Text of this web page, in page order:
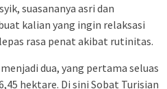
suasananya asri dan
kalian yang ingin relaksasi
rasa penat akibat rutinitas.
dua, yang pertama seluas
hektare. Di sini Sobat Turisian